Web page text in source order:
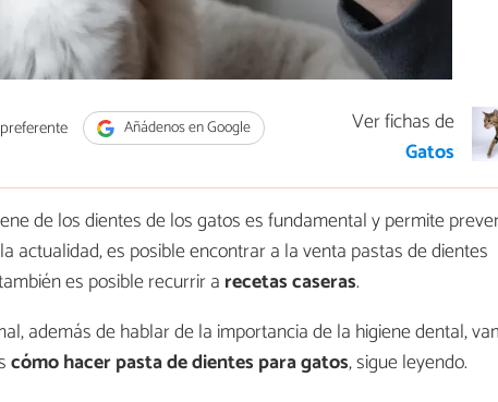
Añádenos en Google
Ver fichas de
Gatos
de los dientes de los gatos es fundamental y permite
actualidad, es posible encontrar a la venta pastas de dientes
es posible recurrir a recetas caseras.
además de hablar de la importancia de la higiene dental,
cómo hacer pasta de dientes para gatos, sigue leyendo.